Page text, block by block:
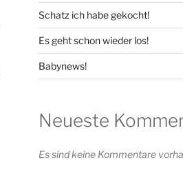
Schatz ich habe gekocht!
Es geht schon wieder los!
Babynews!
Neueste
Es sind keine Kommentare